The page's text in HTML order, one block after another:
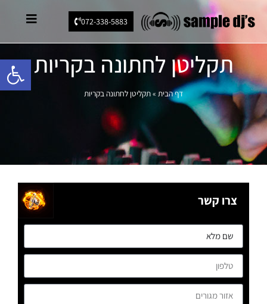
פתח
072-338-5883
תקליטן לחתונה בקריות
דף הבית »תקליטן לחתונה בקריות
צרו קשר